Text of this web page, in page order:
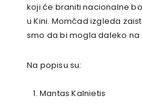
koji će braniti nacionalne
u Kini. Momčad izgleda
smo da bi mogla daleko na
Na popisu su:
Mantas Kalnietis